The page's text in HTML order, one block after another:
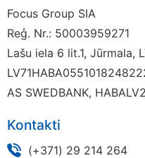
Focus Group SIA
Reģ. Nr.: 50003959271
Lašu iela 6 lit.1, Jūrmala,
AS SWEDBANK,
Kontakti
(+371) 29 214 264